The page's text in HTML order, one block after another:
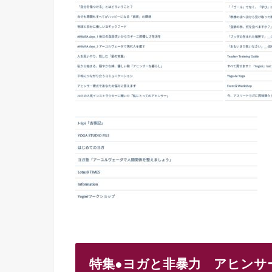
特集●ヨガと非暴力 アヒンサ